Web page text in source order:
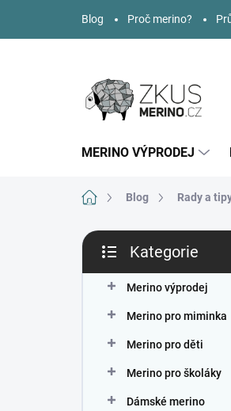
obsah
Blog Proč merino?
MERINO VÝPRODEJ
Domů Blog Rady a
P
s
kategorie
Kategorie
Merino výprodej
Merino pro miminka
Merino pro děti
Merino pro školáky
Dámské merino